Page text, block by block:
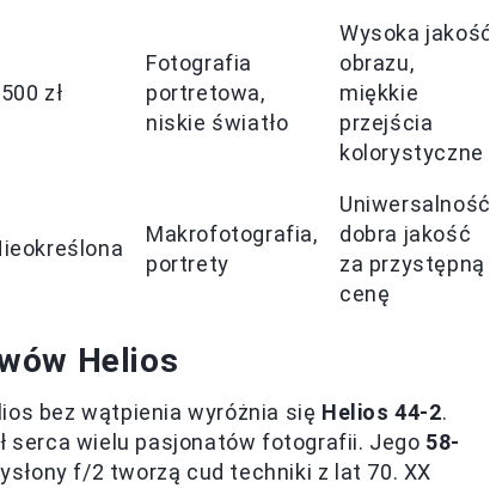
zł
Fotografia
portretowa,
niskie światło
Wysoka jakość
obrazu,
miękkie
przejścia
kolorystyczne
Makrofotografia,
portrety
Uniwersalność,
dobra jakość
za przystępną
cenę
Helios
bez wątpienia wyróżnia się Helios 44-2.
serca wielu pasjonatów fotografii. Jego 58-
f/2 tworzą cud techniki z lat 70. XX